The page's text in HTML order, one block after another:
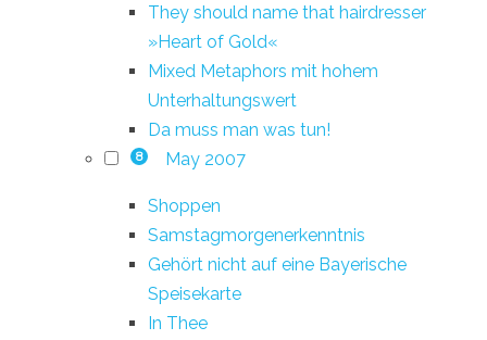
They should name that hairdresser
»Heart of Gold«
Mixed Metaphors mit hohem
Unterhaltungswert
Da muss man was tun!
8 May 2007
Shoppen
Samstagmorgenerkenntnis
Gehört nicht auf eine Bayerische
Speisekarte
In Thee